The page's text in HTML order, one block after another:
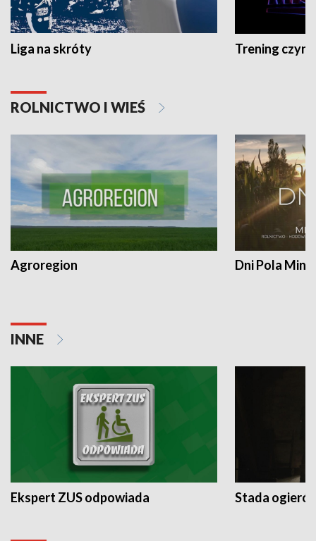
Liga na skróty Trening czyni
ROLNICTWO I WIEŚ
Agroregion Dni Pola
INNE
Ekspert ZUS odpowiada Stada